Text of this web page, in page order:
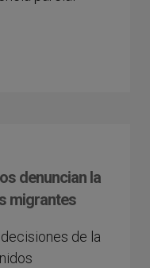
denuncian la
migrantes
de la